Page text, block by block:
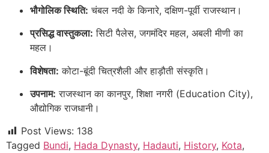
भौगोलिक स्थिति: चंबल नदी के किनारे, दक्षिण-पूर्वी राजस्थान।
प्रसिद्ध वास्तुकला: सिटी पैलेस, जगमंदिर महल, अबली मीणी का
महल।
विशेषता: कोटा-बूंदी चित्रशैली और हाड़ौती संस्कृति।
उपनाम: राजस्थान का कानपुर, शिक्षा नगरी (Education City),
औद्योगिक राजधानी।
Post Views: 138
Tagged Bundi, Hada Dynasty, Hadauti, History, Kota,